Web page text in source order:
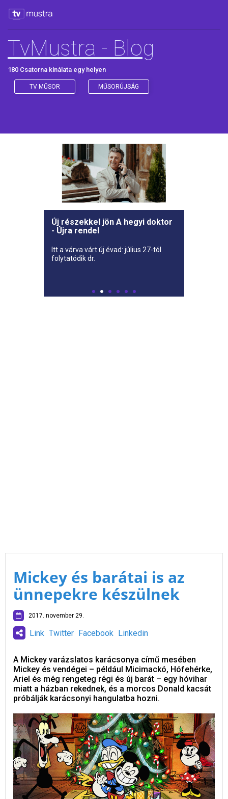
TvMustra - Blog
180 Csatorna kínálata egy helyen
TV MŰSOR MŰSORÚJSÁG
Új részekkel jön A hegyi doktor
- Újra rendel
Itt a várva várt új évad: július 27-tól
folytatódik dr.
Mickey és barátai is az
ünnepekre készülnek
2017. november 29.
Link Twitter Facebook Linkedin
A Mickey varázslatos karácsonya című mesében
Mickey és vendégei – például Micimackó, Hófehérke,
Ariel és még rengeteg régi és új barát – egy hóvihar
miatt a házban rekednek, és a morcos Donald kacsát
próbálják karácsonyi hangulatba hozni.